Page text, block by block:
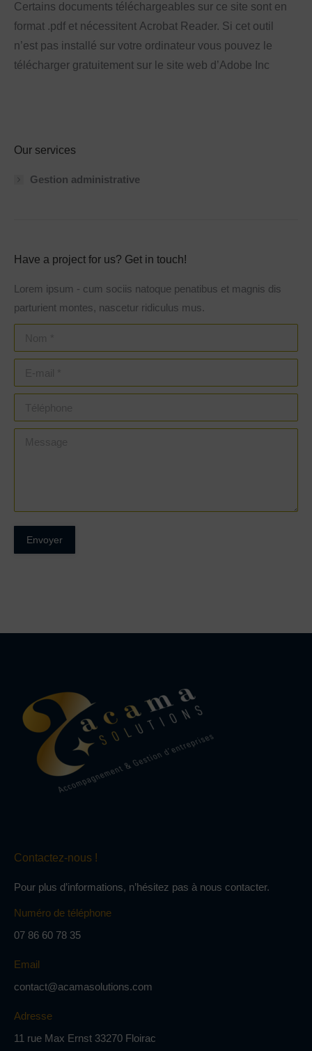
Certains documents téléchargeables sur ce site sont en
format .pdf et nécessitent Acrobat Reader. Si cet outil
n’est pas installé sur votre ordinateur vous pouvez le
télécharger gratuitement sur le site web d’Adobe Inc
Our services
Gestion administrative
Have a project for us? Get in touch!
Lorem ipsum - cum sociis natoque penatibus et magnis dis
parturient montes, nascetur ridiculus mus.
Envoyer
Contactez-nous !
Pour plus d’informations, n’hésitez pas à nous contacter.
Numéro de téléphone
07 86 60 78 35
Email
contact@acamasolutions.com
Adresse
11 rue Max Ernst 33270 Floirac